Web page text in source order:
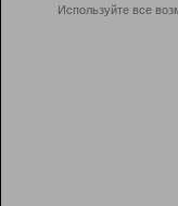
Используйте все